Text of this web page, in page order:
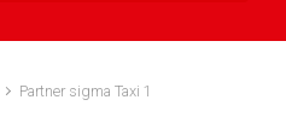
Partner sigma Taxi 1